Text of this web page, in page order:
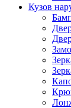
Кузов